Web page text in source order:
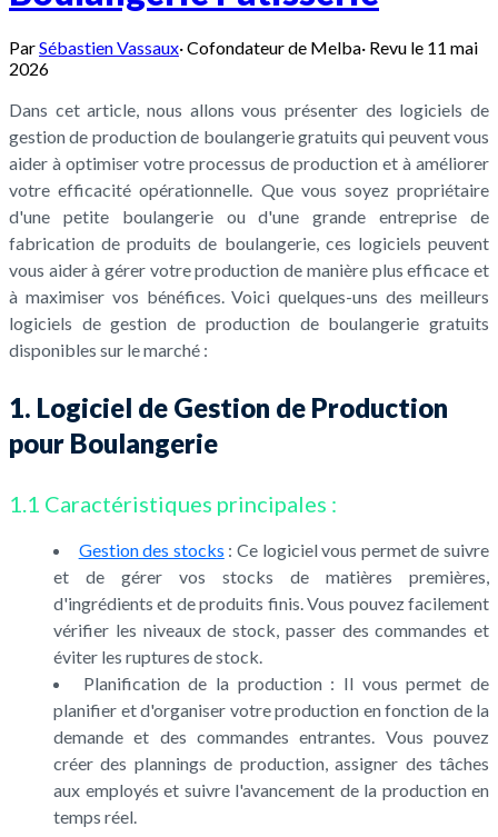
ParSébastien Vassaux·Cofondateur de Melba· Revu le 11 mai
2026
Dans cet article, nous allons vous présenter des logiciels de
gestion de production de boulangerie gratuits qui peuvent vous
aider à optimiser votre processus de production et à améliorer
votre efficacité opérationnelle. Que vous soyez propriétaire
d'une petite boulangerie ou d'une grande entreprise de
fabrication de produits de boulangerie, ces logiciels peuvent
vous aider à gérer votre production de manière plus efficace et
à maximiser vos bénéfices. Voici quelques-uns des meilleurs
logiciels de gestion de production de boulangerie gratuits
disponibles sur le marché :
1. Logiciel de Gestion de Production
pour Boulangerie
1.1 Caractéristiques principales :
Gestion des stocks : Ce logiciel vous permet de suivre
et de gérer vos stocks de matières premières,
d'ingrédients et de produits finis. Vous pouvez facilement
vérifier les niveaux de stock, passer des commandes et
éviter les ruptures de stock.
Planification de la production : Il vous permet de
planifier et d'organiser votre production en fonction de la
demande et des commandes entrantes. Vous pouvez
créer des plannings de production, assigner des tâches
aux employés et suivre l'avancement de la production en
temps réel.